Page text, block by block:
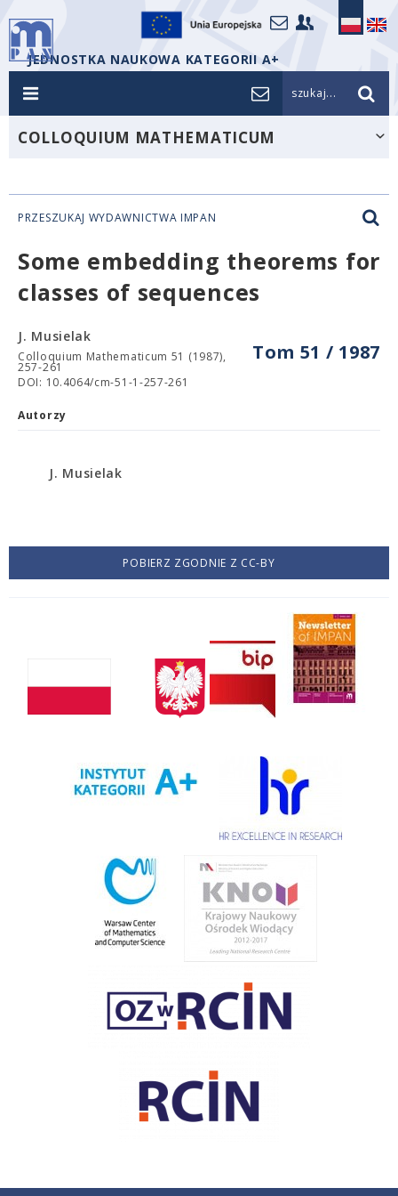
JEDNOSTKA NAUKOWA KATEGORII A+
szukaj...
COLLOQUIUM MATHEMATICUM
PRZESZUKAJ WYDAWNICTWA IMPAN
Some embedding theorems for
classes of sequences
Tom 51 / 1987
J. Musielak
Colloquium Mathematicum 51 (1987),
257-261
DOI: 10.4064/cm-51-1-257-261
Autorzy
J. Musielak
POBIERZ ZGODNIE Z CC-BY